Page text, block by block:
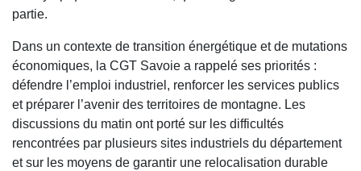
partie.
Dans un contexte de transition énergétique et de mutations
économiques, la CGT Savoie a rappelé ses priorités :
défendre l’emploi industriel, renforcer les services publics
et préparer l’avenir des territoires de montagne. Les
discussions du matin ont porté sur les difficultés
rencontrées par plusieurs sites industriels du département
et sur les moyens de garantir une relocalisation durable